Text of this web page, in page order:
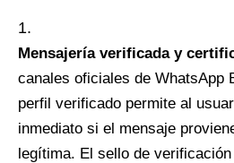
Mensajería verificada y
canales oficiales de WhatsApp
perfil verificado permite al
inmediato si el mensaje
legítima. El sello de